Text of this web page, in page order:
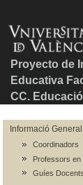
Proyecto de
Educativa
CC.
Informació General
Coordinadors
Professors en
Guíes Docents